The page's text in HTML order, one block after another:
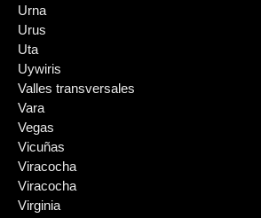
Urna
Urus
Uta
Uywiris
Valles transversales
Vara
Vegas
Vicuñas
Viracocha
Viracocha
Virginia